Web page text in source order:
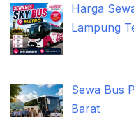
Harga
Lampung
Sewa Bus
Barat